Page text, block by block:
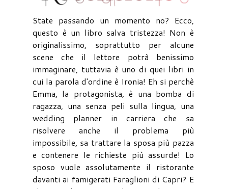
State passando un momento no? Ecco,
questo è un libro salva tristezza! Non è
originalissimo, soprattutto per alcune
scene che il lettore potrà benissimo
immaginare, tuttavia è uno di quei libri in
cui la parola d'ordine è Ironia! Eh si perchè
Emma, la protagonista, è una bomba di
ragazza, una senza peli sulla lingua, una
wedding planner in carriera che sa
risolvere anche il problema più
impossibile, sa trattare la sposa più pazza
e contenere le richieste più assurde! Lo
sposo vuole assolutamente il ristorante
davanti ai famigerati Faraglioni di Capri? E